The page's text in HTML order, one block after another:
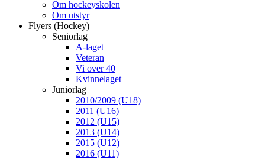
Om hockeyskolen
Om utstyr
Flyers (Hockey)
Seniorlag
A-laget
Veteran
Vi over 40
Kvinnelaget
Juniorlag
2010/2009 (U18)
2011 (U16)
2012 (U15)
2013 (U14)
2015 (U12)
2016 (U11)